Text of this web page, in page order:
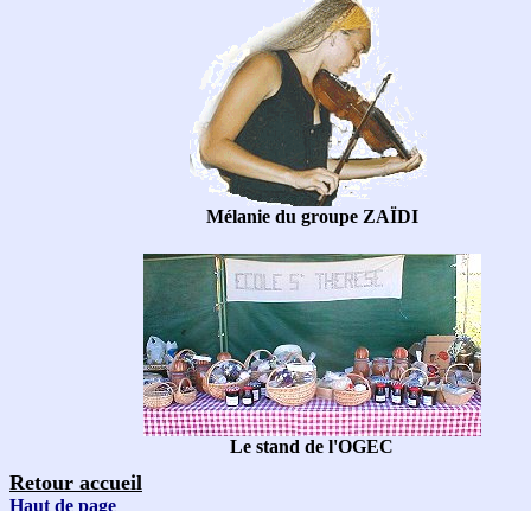
Mélanie du groupe ZAÏDI
Le stand de l'OGEC
Retour accueil
Haut de page